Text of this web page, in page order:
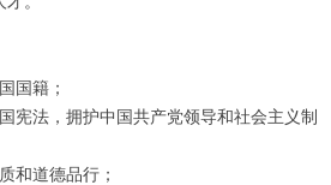
国籍；
法，拥护中国共产党领导和社会主义制
道德品行；